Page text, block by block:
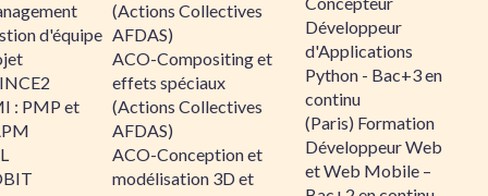
d'équipe
: PMP et
(Actions Collectives
AFDAS)
ACO-Compositing et
effets spéciaux
(Actions Collectives
AFDAS)
ACO-Conception et
modélisation 3D et
Développeur
d'Applications
Python - Bac+3 en
continu
(Paris) Formation
Développeur Web
et Web Mobile –